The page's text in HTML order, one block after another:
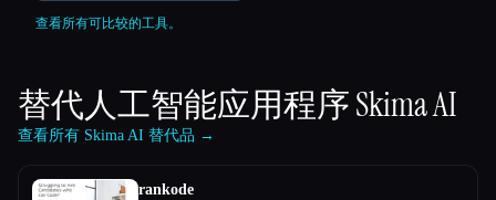
查看所有可比较的工具。
替代人工智能应用程序Skima AI
查看所有 Skima AI 替代品 →
rankode